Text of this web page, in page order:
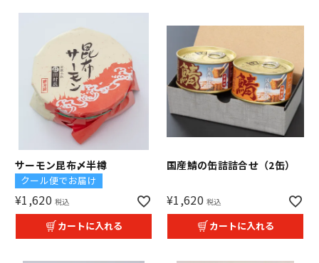
サーモン昆布〆半樽
クール便でお届け
¥1,620 税込
カートに入れる
国産鯖の缶詰詰合せ（2缶）
¥1,620 税込
カートに入れる